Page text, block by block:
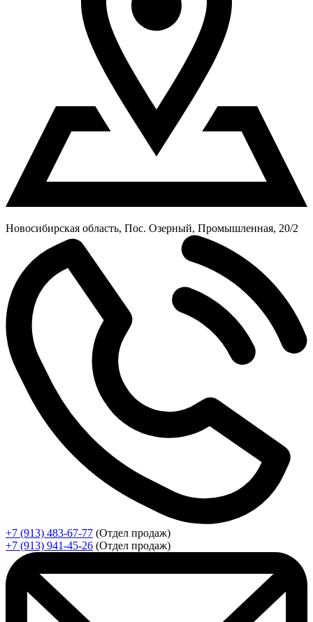
Новосибирская область, Пос. Озерный, Промышленная, 20/2
+7 (913) 483-67-77 (Отдел продаж)
+7 (913) 941-45-26 (Отдел продаж)